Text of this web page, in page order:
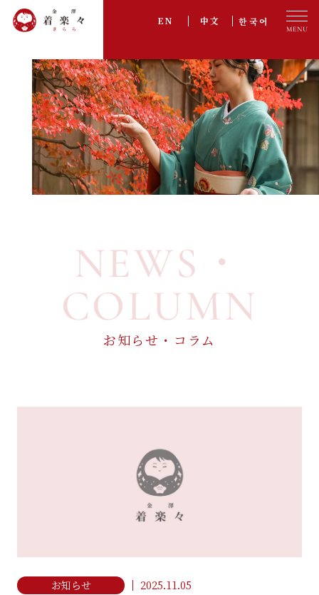
EN 中文 한국어
プラン一覧 PLAN
オプション OPTION
ご利用の流れ FLOW
アクセス ACCESS
採用情報 RECRUIT
お知らせ・コラム NEWS・COLUMN
お電話でのお問い合わせ
TEL 076-252-4931
金澤着楽々 ひがし茶屋街本店
NEWS・
COLUMN
お知らせ・コラム
お知らせ 2025.11.05